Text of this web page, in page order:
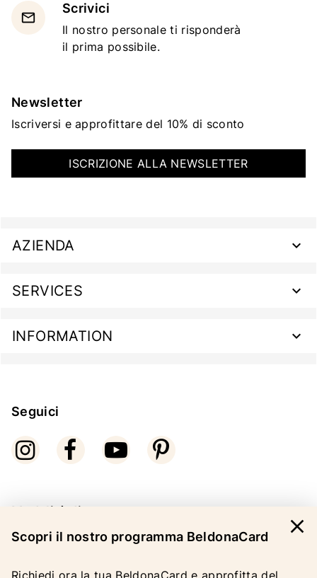
email
Scrivici
Il nostro personale ti risponderà
il prima possibile.
Newsletter
Iscriversi e approfittare del 10% di sconto
ISCRIZIONE ALLA NEWSLETTER
AZIENDA
SERVICES
INFORMATION
Seguici
Modalità di pagamento
Scopri il nostro programma BeldonaCard
Richiedi ora la tua BeldonaCard e approfitta del
close